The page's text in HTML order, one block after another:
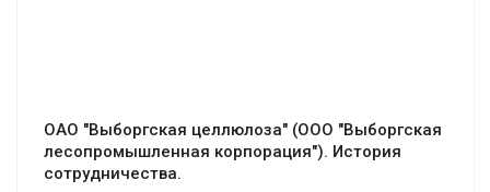
ОАО "Выборгская целлюлоза" (ООО "Выборгская
лесопромышленная корпорация"). История
сотрудничества.